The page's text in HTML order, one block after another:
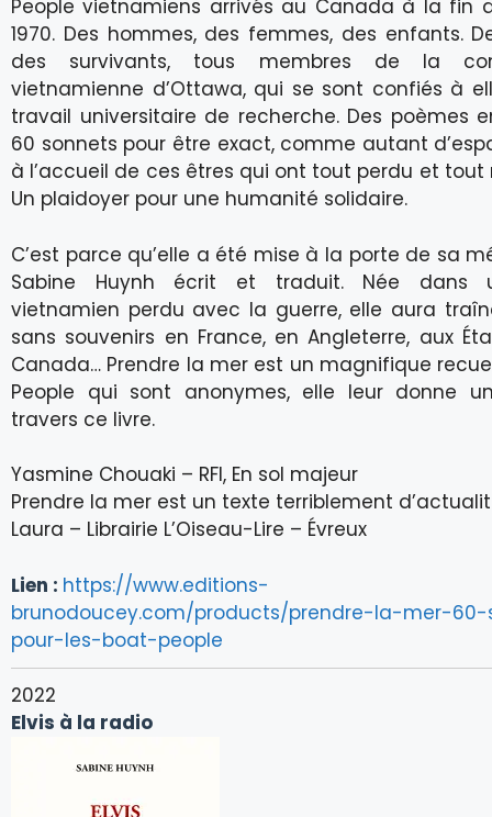
People vietnamiens arrivés au Canada à la fin
1970. Des hommes, des femmes, des enfants.
des survivants, tous membres de la
vietnamienne d’Ottawa, qui se sont confiés à
travail universitaire de recherche. Des poèmes
60 sonnets pour être exact, comme autant
à l’accueil de ces êtres qui ont tout perdu et tout
Un plaidoyer pour une humanité solidaire.
C’est parce qu’elle a été mise à la porte de sa
Sabine Huynh écrit et traduit. Née dans
vietnamien perdu avec la guerre, elle aura
sans souvenirs en France, en Angleterre, aux
Canada… Prendre la mer est un magnifique
People qui sont anonymes, elle leur donne
travers ce livre.
Yasmine Chouaki – RFI, En sol majeur
Prendre la mer est un texte terriblement
Laura – Librairie L’Oiseau-Lire – Évreux
Lien : https://www.editions-
brunodoucey.com/products/prendre-la-mer-
pour-les-boat-people
2022
Elvis à la radio